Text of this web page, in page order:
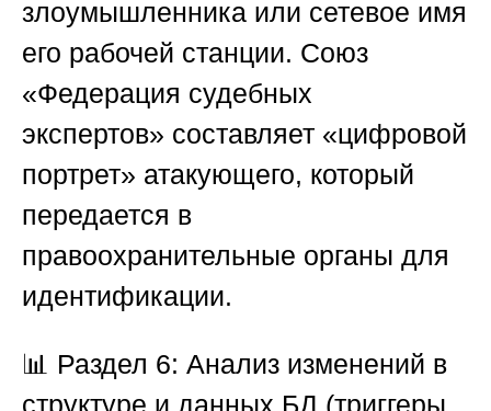
злоумышленника или сетевое имя
его рабочей станции. Союз
«Федерация судебных
экспертов» составляет «цифровой
портрет» атакующего, который
передается в
правоохранительные органы для
идентификации.
📊 Раздел 6: Анализ изменений в
структуре и данных БД (триггеры,